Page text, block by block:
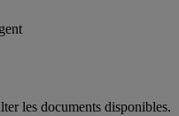
les documents disponibles.